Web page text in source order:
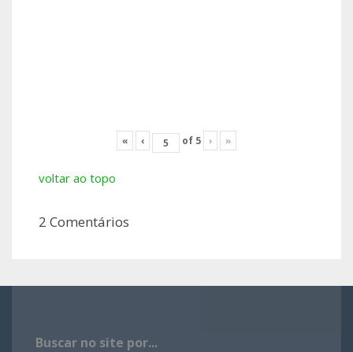
« ‹ of 5 › »
voltar ao topo
2 Comentários
Buscar no site por...